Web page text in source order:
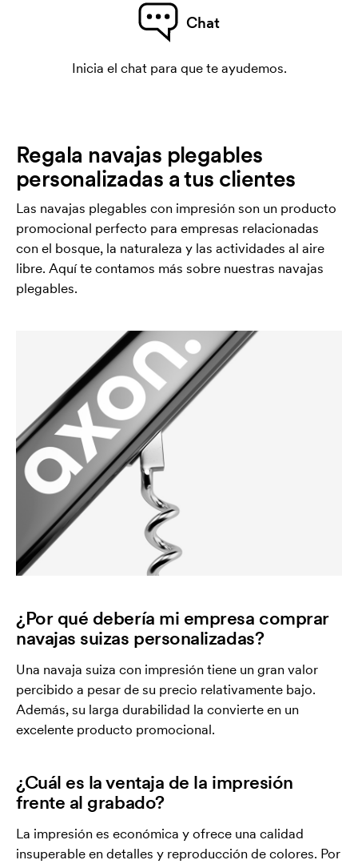
Chat
Inicia el chat para que te ayudemos.
Regala navajas plegables
personalizadas a tus clientes
Las navajas plegables con impresión son un producto
promocional perfecto para empresas relacionadas
con el bosque, la naturaleza y las actividades al aire
libre. Aquí te contamos más sobre nuestras navajas
plegables.
¿Por qué debería mi empresa comprar
navajas suizas personalizadas?
Una navaja suiza con impresión tiene un gran valor
percibido a pesar de su precio relativamente bajo.
Además, su larga durabilidad la convierte en un
excelente producto promocional.
¿Cuál es la ventaja de la impresión
frente al grabado?
La impresión es económica y ofrece una calidad
insuperable en detalles y reproducción de colores. Por